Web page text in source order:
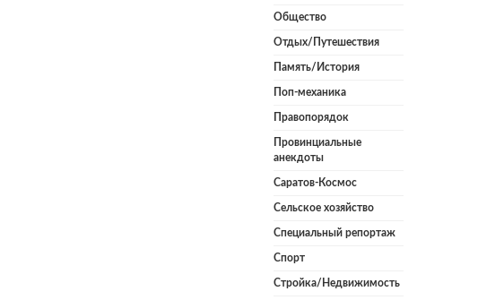
Общество
Отдых/Путешествия
Память/История
Поп-механика
Правопорядок
Провинциальные
анекдоты
Саратов-Космос
Сельское хозяйство
Специальный репортаж
Спорт
Стройка/Недвижимость